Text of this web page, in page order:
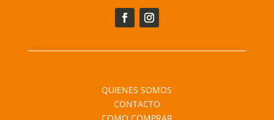
QUIENES SOMOS
CONTACTO